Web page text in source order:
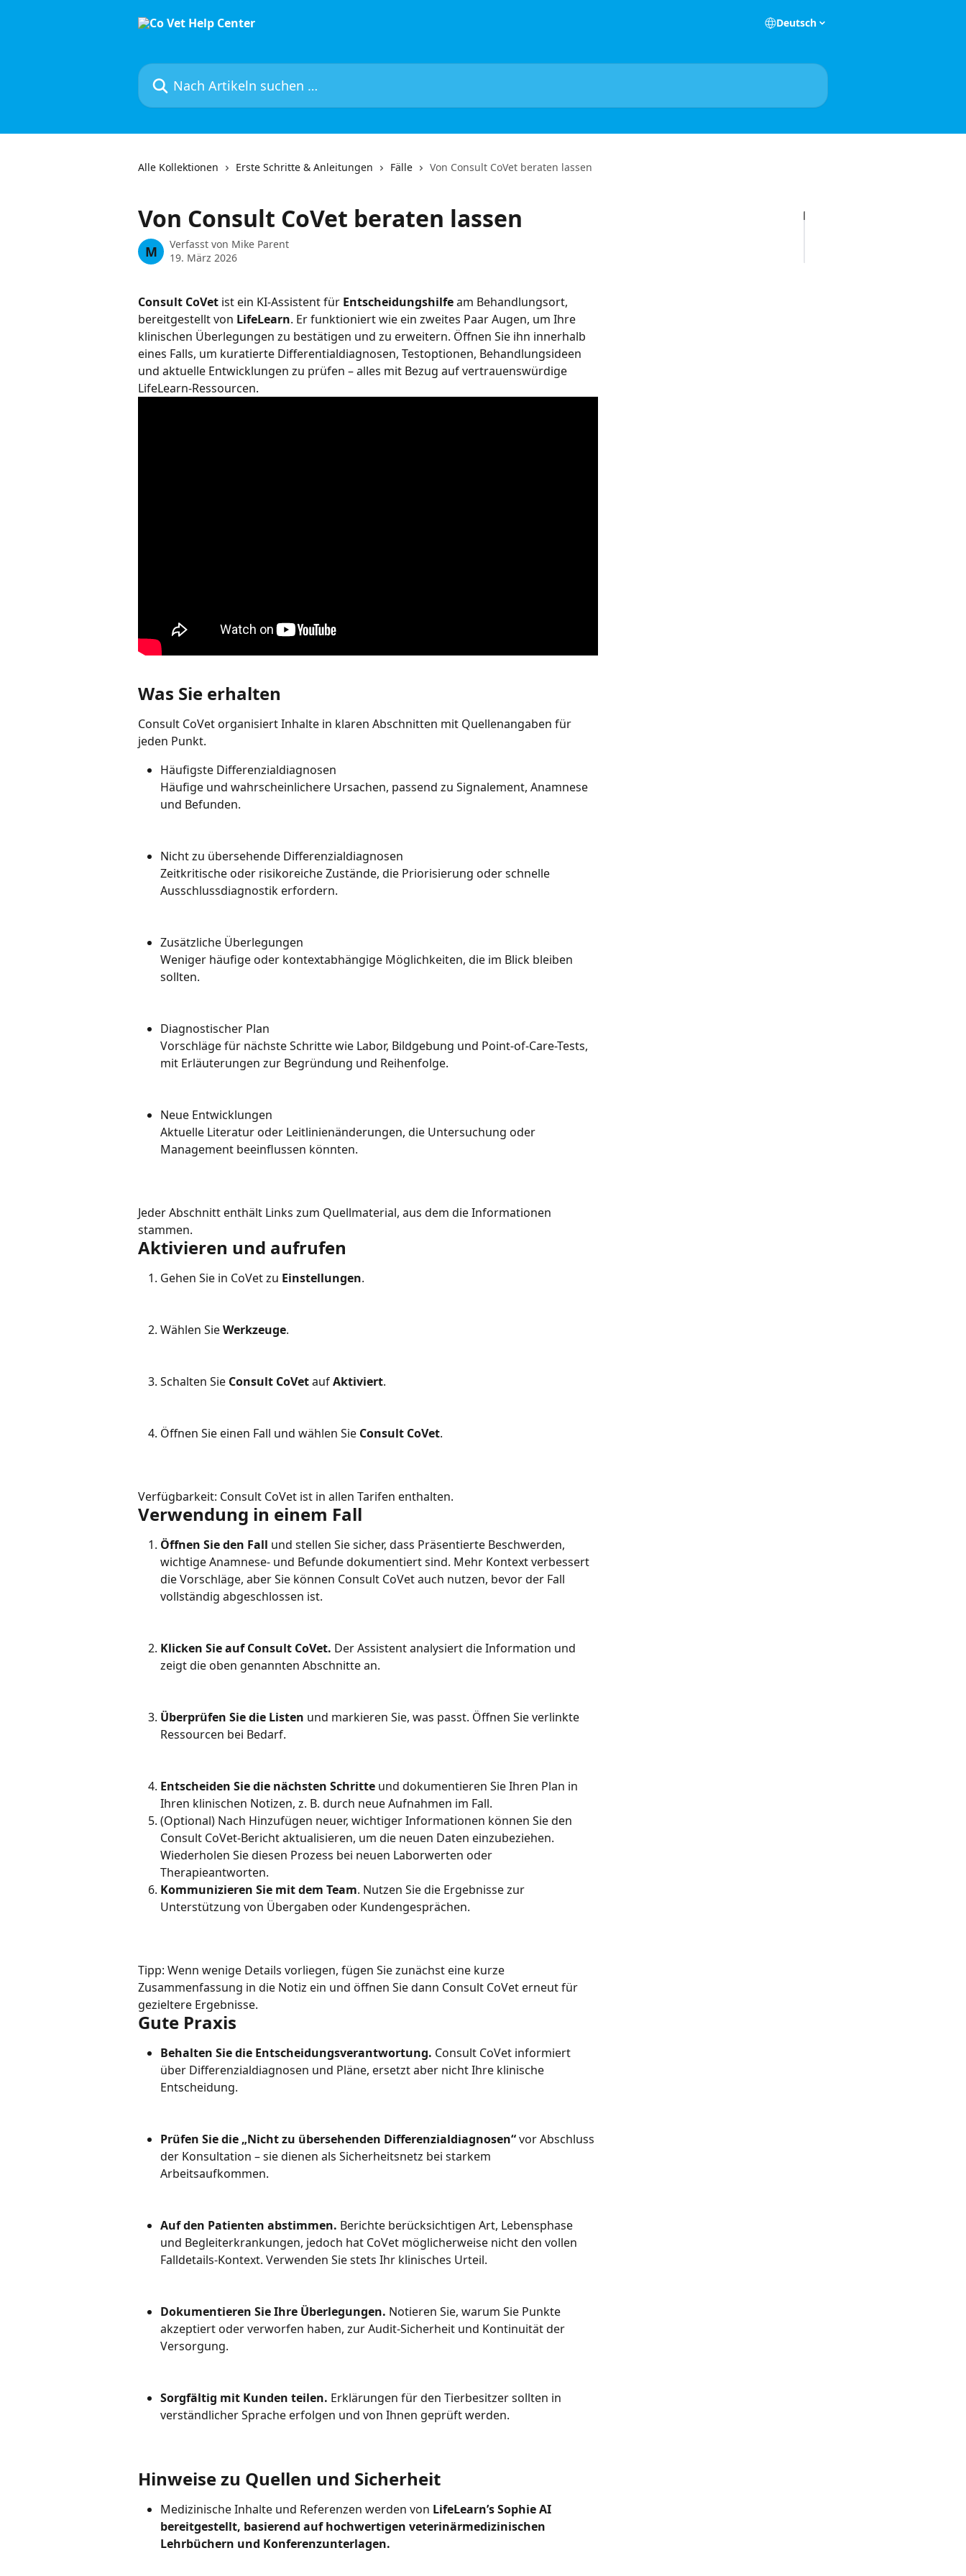
Deutsch
Nach Artikeln suchen …
Alle Kollektionen Erste Schritte & Anleitungen Fälle Von Consult CoVet beraten lassen
Von Consult CoVet beraten lassen
M Verfasst von Mike Parent
19. März 2026
Consult CoVet ist ein KI‑Assistent für Entscheidungshilfe am Behandlungsort,
bereitgestellt von LifeLearn. Er funktioniert wie ein zweites Paar Augen, um Ihre
klinischen Überlegungen zu bestätigen und zu erweitern. Öffnen Sie ihn innerhalb
eines Falls, um kuratierte Differentialdiagnosen, Testoptionen, Behandlungsideen
und aktuelle Entwicklungen zu prüfen – alles mit Bezug auf vertrauenswürdige
LifeLearn-Ressourcen.
Was Sie erhalten
Consult CoVet organisiert Inhalte in klaren Abschnitten mit Quellenangaben für
jeden Punkt.
Häufigste Differenzialdiagnosen
Häufige und wahrscheinlichere Ursachen, passend zu Signalement, Anamnese
und Befunden.
Nicht zu übersehende Differenzialdiagnosen
Zeitkritische oder risikoreiche Zustände, die Priorisierung oder schnelle
Ausschlussdiagnostik erfordern.
Zusätzliche Überlegungen
Weniger häufige oder kontextabhängige Möglichkeiten, die im Blick bleiben
sollten.
Diagnostischer Plan
Vorschläge für nächste Schritte wie Labor, Bildgebung und Point-of-Care-Tests,
mit Erläuterungen zur Begründung und Reihenfolge.
Neue Entwicklungen
Aktuelle Literatur oder Leitlinienänderungen, die Untersuchung oder
Management beeinflussen könnten.
Jeder Abschnitt enthält Links zum Quellmaterial, aus dem die Informationen
stammen.
Aktivieren und aufrufen
Gehen Sie in CoVet zu Einstellungen.
Wählen Sie Werkzeuge.
Schalten Sie Consult CoVet auf Aktiviert.
Öffnen Sie einen Fall und wählen Sie Consult CoVet.
Verfügbarkeit: Consult CoVet ist in allen Tarifen enthalten.
Verwendung in einem Fall
Öffnen Sie den Fall und stellen Sie sicher, dass Präsentierte Beschwerden,
wichtige Anamnese- und Befunde dokumentiert sind. Mehr Kontext verbessert
die Vorschläge, aber Sie können Consult CoVet auch nutzen, bevor der Fall
vollständig abgeschlossen ist.
Klicken Sie auf Consult CoVet. Der Assistent analysiert die Information und
zeigt die oben genannten Abschnitte an.
Überprüfen Sie die Listen und markieren Sie, was passt. Öffnen Sie verlinkte
Ressourcen bei Bedarf.
Entscheiden Sie die nächsten Schritte und dokumentieren Sie Ihren Plan in
Ihren klinischen Notizen, z. B. durch neue Aufnahmen im Fall.
(Optional) Nach Hinzufügen neuer, wichtiger Informationen können Sie den
Consult CoVet-Bericht aktualisieren, um die neuen Daten einzubeziehen.
Wiederholen Sie diesen Prozess bei neuen Laborwerten oder
Therapieantworten.
Kommunizieren Sie mit dem Team. Nutzen Sie die Ergebnisse zur
Unterstützung von Übergaben oder Kundengesprächen.
Tipp: Wenn wenige Details vorliegen, fügen Sie zunächst eine kurze
Zusammenfassung in die Notiz ein und öffnen Sie dann Consult CoVet erneut für
gezieltere Ergebnisse.
Gute Praxis
Behalten Sie die Entscheidungsverantwortung. Consult CoVet informiert
über Differenzialdiagnosen und Pläne, ersetzt aber nicht Ihre klinische
Entscheidung.
Prüfen Sie die „Nicht zu übersehenden Differenzialdiagnosen“ vor Abschluss
der Konsultation – sie dienen als Sicherheitsnetz bei starkem
Arbeitsaufkommen.
Auf den Patienten abstimmen. Berichte berücksichtigen Art, Lebensphase
und Begleiterkrankungen, jedoch hat CoVet möglicherweise nicht den vollen
Falldetails-Kontext. Verwenden Sie stets Ihr klinisches Urteil.
Dokumentieren Sie Ihre Überlegungen. Notieren Sie, warum Sie Punkte
akzeptiert oder verworfen haben, zur Audit-Sicherheit und Kontinuität der
Versorgung.
Sorgfältig mit Kunden teilen. Erklärungen für den Tierbesitzer sollten in
verständlicher Sprache erfolgen und von Ihnen geprüft werden.
Hinweise zu Quellen und Sicherheit
Medizinische Inhalte und Referenzen werden von LifeLearn’s Sophie AI
bereitgestellt, basierend auf hochwertigen veterinärmedizinischen
Lehrbüchern und Konferenzunterlagen.